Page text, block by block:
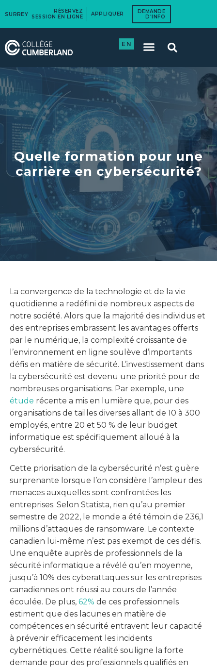
SURREY
RÉSERVEZ
SESSION EN LIGNE
APPLIQUER
DEMANDE
D'INFO
EN
Quelle formation pour une
carrière en cybersécurité?
La convergence de la technologie et de la vie
quotidienne a redéfini de nombreux aspects de
notre société. Alors que la majorité des individus et
des entreprises embrassent les avantages offerts
par le numérique, la complexité croissante de
l’environnement en ligne soulève d’importants
défis en matière de sécurité. L’investissement dans
la cybersécurité est devenu une priorité pour de
nombreuses organisations. Par exemple, une
étude récente a mis en lumière que, pour des
organisations de tailles diverses allant de 10 à 300
employés, entre 20 et 50 % de leur budget
informatique est spécifiquement alloué à la
cybersécurité.
Cette priorisation de la cybersécurité n’est guère
surprenante lorsque l’on considère l’ampleur des
menaces auxquelles sont confrontées les
entreprises. Selon Statista, rien qu’au premier
semestre de 2022, le monde a été témoin de 236,1
millions d’attaques de ransomware. Le contexte
canadien lui-même n’est pas exempt de ces défis.
Une enquête auprès de professionnels de la
sécurité informatique a révélé qu’en moyenne,
jusqu’à 10% des cyberattaques sur les entreprises
canadiennes ont réussi au cours de l’année
écoulée. De plus, 62% de ces professionnels
estiment que des lacunes en matière de
compétences en sécurité entravent leur capacité
à prévenir efficacement les incidents
cybernétiques. Cette réalité souligne la forte
demande pour des professionnels qualifiés en